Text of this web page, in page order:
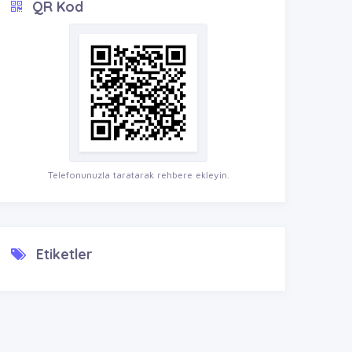
QR Kod
Telefonunuzla taratarak rehbere ekleyin.
Etiketler